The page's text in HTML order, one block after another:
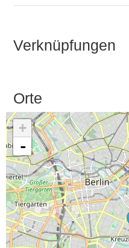
Verknüpfungen
Orte
+
-